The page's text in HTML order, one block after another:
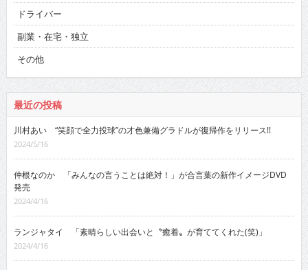
ドライバー
副業・在宅・独立
その他
最近の投稿
川村あい “笑顔で全力投球”の才色兼備グラドルが復帰作をリリース!!
2024/5/16
仲根なのか 「みんなの言うことは絶対！」が合言葉の新作イメージDVD
発売
2024/4/16
ランジャタイ 「素晴らしい出会いと〝癒着〟が育ててくれた(笑)」
2024/4/16